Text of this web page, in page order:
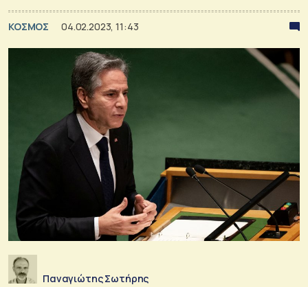
ΚΟΣΜΟΣ 04.02.2023, 11:43
Παναγιώτης Σωτήρης